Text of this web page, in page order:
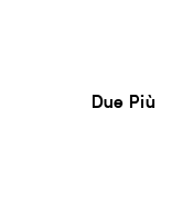
Due Più